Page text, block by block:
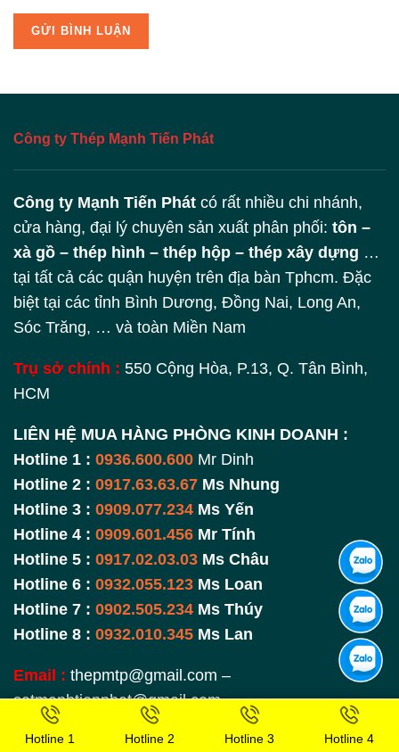
Công ty Thép Mạnh Tiến Phát
Công ty Mạnh Tiến Phát có rất nhiều chi nhánh,
cửa hàng, đại lý chuyên sản xuất phân phối: tôn –
xà gồ – thép hình – thép hộp – thép xây dựng …
tại tất cả các quận huyện trên địa bàn Tphcm. Đặc
biệt tại các tỉnh Bình Dương, Đồng Nai, Long An,
Sóc Trăng, … và toàn Miền Nam
Trụ sở chính : 550 Cộng Hòa, P.13, Q. Tân Bình,
HCM
LIÊN HỆ MUA HÀNG PHÒNG KINH DOANH :
Hotline 1 : 0936.600.600 Mr Dinh
Hotline 2 : 0917.63.63.67 Ms Nhung
Hotline 3 : 0909.077.234 Ms Yến
Hotline 4 : 0909.601.456 Mr Tính
Hotline 5 : 0917.02.03.03 Ms Châu
Hotline 6 : 0932.055.123 Ms Loan
Hotline 7 : 0902.505.234 Ms Thúy
Hotline 8 : 0932.010.345 Ms Lan
Email : thepmtp@gmail.com –
satmanhtienphat@gmail.com
Website : thepmanhtienphat.com
Hotline 1 Hotline 2 Hotline 3 Hotline 4